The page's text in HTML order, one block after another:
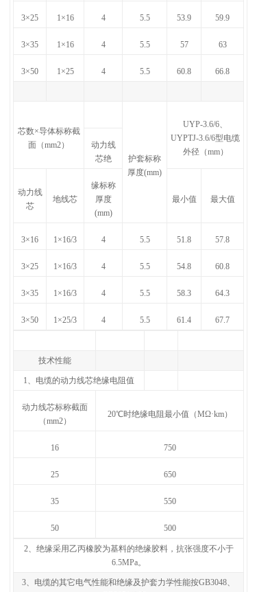
3×25 1×16 4 5.5 53.9 59.9
3×35 1×16 4 5.5 57 63
3×50 1×25 4 5.5 60.8 66.8
芯数×导体标称截
面（mm2）
护套标称
厚度(mm)
UYP-3.6/6、
UYPTJ-3.6/6型电缆
外径（mm）
动力线
芯绝
动力线
芯
地线芯
缘标称
厚度
(mm)
最小值 最大值
3×16 1×16/3 4 5.5 51.8 57.8
3×25 1×16/3 4 5.5 54.8 60.8
3×35 1×16/3 4 5.5 58.3 64.3
3×50 1×25/3 4 5.5 61.4 67.7
技术性能
1、电缆的动力线芯绝缘电阻值
动力线芯标称截面
（mm2）
20℃时绝缘电阻最小值（MΩ·km）
16 750
25 650
35 550
50 500
2、绝缘采用乙丙橡胶为基料的绝缘胶料，抗张强度不小于
6.5MPa。
3、电缆的其它电气性能和绝缘及护套力学性能按GB3048、